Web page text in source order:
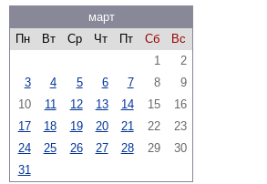
март
Пн
Вт Ср Чт Пт Сб
Вс
1
2
3
4 5 6 7 8
9
10
11 12 13 14 15
16
17
18 19 20 21 22
23
24
25 26 27 28 29
30
31